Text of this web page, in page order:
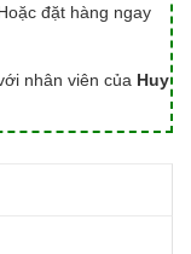
đặt hàng ngay
nhân viên của Huy